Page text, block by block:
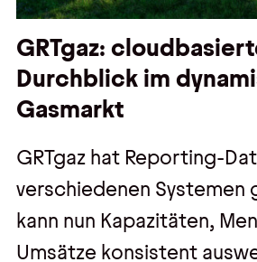
GRTgaz:
Durchblick im
Gasmarkt
GRTgaz hat Reporting-
verschiedenen Systemen
kann nun Kapazitäten,
Umsätze konsistent